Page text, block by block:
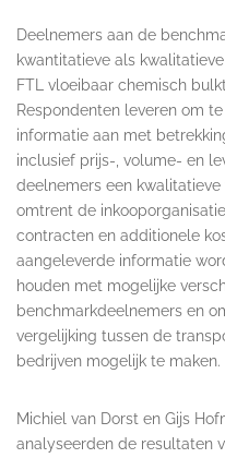
Deelnemers aan de
kwantitatieve als
FTL vloeibaar chemisch
Respondenten leveren om
informatie aan met
inclusief prijs-, volume- en
deelnemers een
omtrent de
contracten en additionele
aangeleverde informatie
houden met mogelijke
benchmarkdeelnemers en
vergelijking tussen de
bedrijven mogelijk te maken.
Michiel van Dorst en Gijs
analyseerden de resultaten